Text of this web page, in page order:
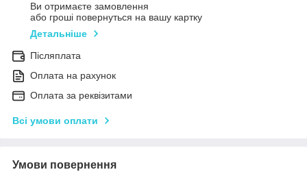
Ви отримаєте замовлення
або гроші повернуться на вашу картку
Детальніше
Післяплата
Оплата на рахунок
Оплата за реквізитами
Всі умови оплати
Умови повернення